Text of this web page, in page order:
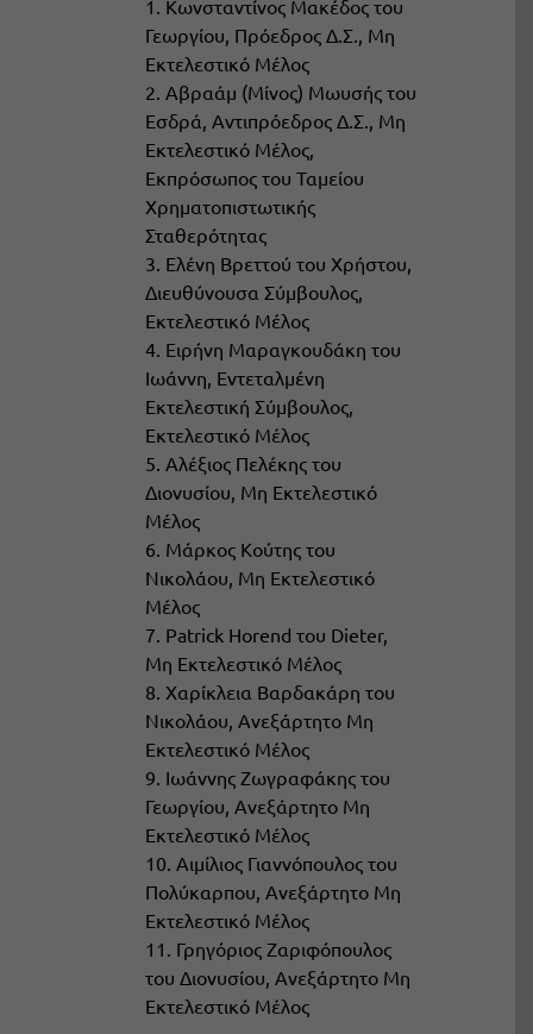
1. Κωνσταντίνος Μακέδος του
Γεωργίου, Πρόεδρος Δ.Σ., Μη
Εκτελεστικό Μέλος
2. Αβραάμ (Μίνος) Μωυσής του
Εσδρά, Αντιπρόεδρος Δ.Σ., Μη
Εκτελεστικό Μέλος,
Εκπρόσωπος του Ταμείου
Χρηματοπιστωτικής
Σταθερότητας
3. Ελένη Βρεττού του Χρήστου,
Διευθύνουσα Σύμβουλος,
Εκτελεστικό Μέλος
4. Ειρήνη Μαραγκουδάκη του
Ιωάννη, Εντεταλμένη
Εκτελεστική Σύμβουλος,
Εκτελεστικό Μέλος
5. Αλέξιος Πελέκης του
Διονυσίου, Μη Εκτελεστικό
Μέλος
6. Μάρκος Κούτης του
Νικολάου, Μη Εκτελεστικό
Μέλος
7. Patrick Horend του Dieter,
Μη Εκτελεστικό Μέλος
8. Χαρίκλεια Βαρδακάρη του
Νικολάου, Ανεξάρτητο Μη
Εκτελεστικό Μέλος
9. Ιωάννης Ζωγραφάκης του
Γεωργίου, Ανεξάρτητο Μη
Εκτελεστικό Μέλος
10. Αιμίλιος Γιαννόπουλος του
Πολύκαρπου, Ανεξάρτητο Μη
Εκτελεστικό Μέλος
11. Γρηγόριος Ζαριφόπουλος
του Διονυσίου, Ανεξάρτητο Μη
Εκτελεστικό Μέλος